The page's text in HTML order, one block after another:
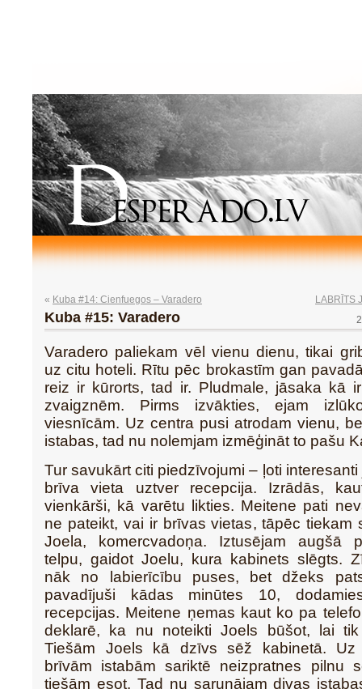
« Kuba #14: Cienfuegos – Varadero LABRĪTS
Kuba #15: Varadero
Varadero paliekam vēl vienu dienu, tikai
uz citu hoteli. Rītu pēc brokastīm gan
reiz ir kūrorts, tad ir. Pludmale, jāsaka kā
zvaigznēm. Pirms izvākties, ejam
viesnīcām. Uz centra pusi atrodam vienu,
istabas, tad nu nolemjam izmēģināt to pašu
Tur savukārt citi piedzīvojumi – ļoti
brīva vieta uztver recepcija. Izrādās,
vienkārši, kā varētu likties. Meitene pati
ne pateikt, vai ir brīvas vietas, tāpēc tiekam
Joela, komercvadoņa. Iztusējam augšā
telpu, gaidot Joelu, kura kabinets slēgts.
nāk no labierīcību puses, bet džeks
pavadījuši kādas minūtes 10,
recepcijas. Meitene ņemas kaut ko pa
deklarē, ka nu noteikti Joels būšot, lai
Tiešām Joels kā dzīvs sēž kabinetā. Uz
brīvām istabām sariktē neizpratnes pilnu
tiešām esot. Tad nu sarunājam divas